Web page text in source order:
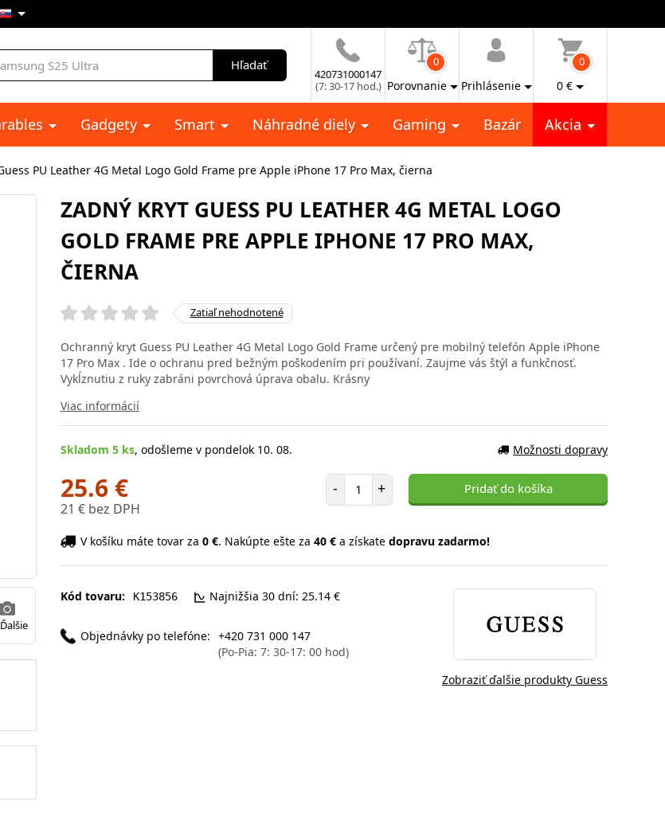
Hľadať
420731000147
(7: 30-17 hod.)
0
Porovnanie Prihlásenie
0
0 €
Gadgety Smart Náhradné diely Gaming Bazár Akcia
PU Leather 4G Metal Logo Gold Frame pre Apple iPhone 17 Pro Max, čierna
ZADNÝ KRYT GUESS PU LEATHER 4G METAL LOGO
GOLD FRAME PRE APPLE IPHONE 17 PRO MAX,
ČIERNA
Zatiaľ nehodnotené
Ochranný kryt Guess PU Leather 4G Metal Logo Gold Frame určený pre mobilný telefón Apple iPhone
17 Pro Max . Ide o ochranu pred bežným poškodením pri používaní. Zaujme vás štýl a funkčnosť.
Vykĺznutiu z ruky zabráni povrchová úprava obalu. Krásny
Viac informácií
Skladom 5 ks, odošleme v pondelok 10. 08. Možnosti dopravy
25.6 €
21 € bez DPH
- Počet položiek
+ Pridať do košíka
V košíku máte tovar za 0 €. Nakúpte ešte za 40 €a získate dopravu zadarmo!
Kód tovaru: K153856 Najnižšia 30 dní: 25.14 €
Objednávky po telefóne: +420 731 000 147
(Po-Pia: 7: 30-17: 00 hod)
Zobraziť ďalšie produkty Guess